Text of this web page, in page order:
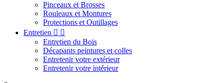
Pinceaux et Brosses
Rouleaux et Montures
Protections et Outillages
Entretien  
Entretien du Bois
Décapants peintures et colles
Entretenir votre extérieur
Entretenir votre intérieur